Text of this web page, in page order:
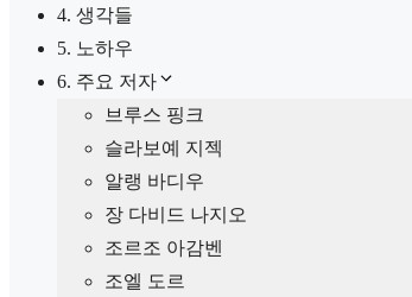
4. 생각들
5. 노하우
6. 주요 저자
브루스 핑크
슬라보예 지젝
알랭 바디우
장 다비드 나지오
조르조 아감벤
조엘 도르